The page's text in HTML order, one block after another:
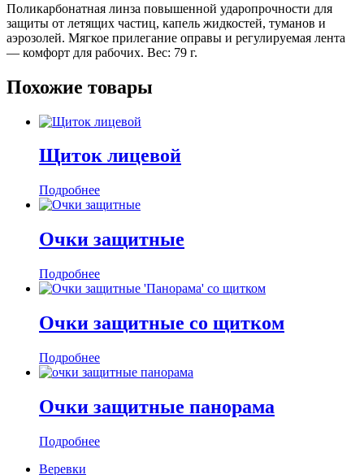
Поликарбонатная линза повышенной ударопрочности для
защиты от летящих частиц, капель жидкостей, туманов и
аэрозолей. Мягкое прилегание оправы и регулируемая лента
— комфорт для рабочих. Вес: 79 г.
Похожие товары
Щиток лицевой
Подробнее
Очки защитные
Подробнее
Очки защитные со щитком
Подробнее
Очки защитные панорама
Подробнее
Веревки